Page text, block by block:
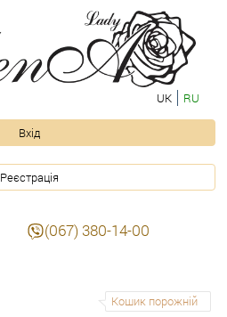
UK RU
Вхід
Реєстрація
(067) 380-14-00
Кошик порожній